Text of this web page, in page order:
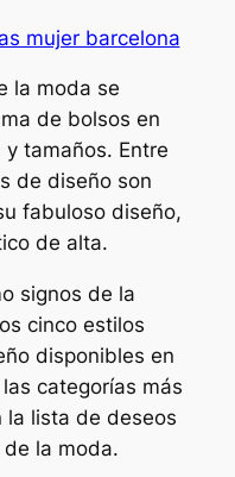
la moda se
de bolsos en
tamaños. Entre
de diseño son
fabuloso diseño,
de alta.
signos de la
cinco estilos
disponibles en
categorías más
la lista de deseos
la moda.